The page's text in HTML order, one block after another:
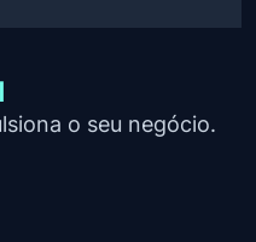
o seu negócio.